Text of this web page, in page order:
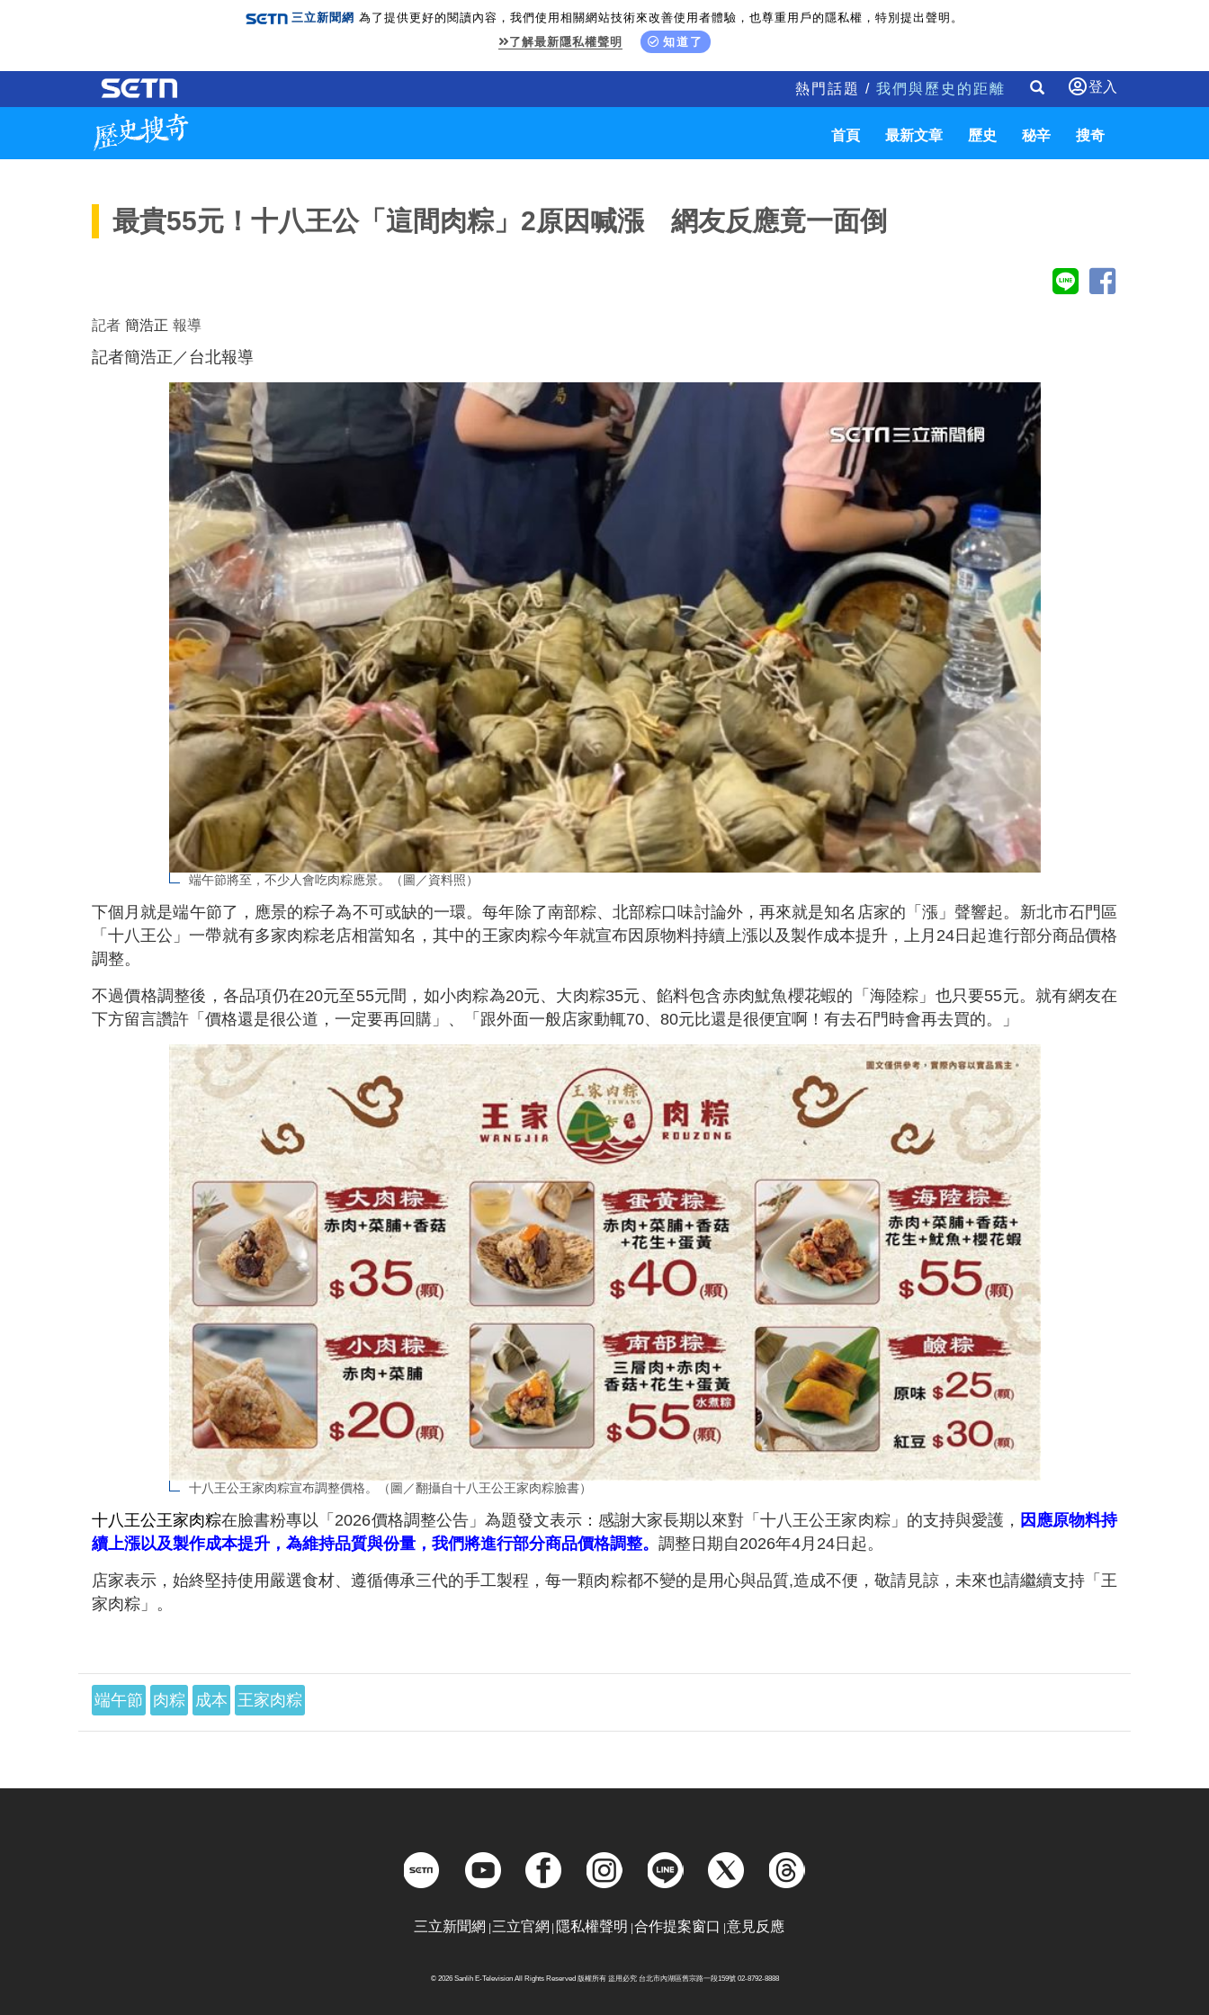
三立新聞網 為了提供更好的閱讀內容，我們使用相關網站技術來改善使用者體驗，也尊重用戶的隱私權，特別提出聲明。
了解最新隱私權聲明
知道了
登入
熱門話題 / 我們與歷史的距離
首頁 最新文章 歷史 秘辛 搜奇
最貴55元！十八王公「這間肉粽」2原因喊漲 網友反應竟一面倒
記者 簡浩正 報導
記者簡浩正／台北報導
端午節將至，不少人會吃肉粽應景。（圖／資料照）
下個月就是端午節了，應景的粽子為不可或缺的一環。每年除了南部粽、北部粽口味討論外，再來就是知名店家的「漲」聲響起。新北市石門區
「十八王公」一帶就有多家肉粽老店相當知名，其中的王家肉粽今年就宣布因原物料持續上漲以及製作成本提升，上月24日起進行部分商品價格
調整。
不過價格調整後，各品項仍在20元至55元間，如小肉粽為20元、大肉粽35元、餡料包含赤肉魷魚櫻花蝦的「海陸粽」也只要55元。就有網友在
下方留言讚許「價格還是很公道，一定要再回購」、「跟外面一般店家動輒70、80元比還是很便宜啊！有去石門時會再去買的。」
十八王公王家肉粽宣布調整價格。（圖／翻攝自十八王公王家肉粽臉書）
十八王公王家肉粽在臉書粉專以「2026價格調整公告」為題發文表示：感謝大家長期以來對「十八王公王家肉粽」的支持與愛護， 因應原物料持
續上漲以及製作成本提升，為維持品質與份量，我們將進行部分商品價格調整。 調整日期自2026年4月24日起。
店家表示，始終堅持使用嚴選食材、遵循傳承三代的手工製程，每一顆肉粽都不變的是用心與品質,造成不便，敬請見諒，未來也請繼續支持「王
家肉粽」。
端午節 肉粽 成本 王家肉粽
三立新聞網 三立官網 隱私權聲明 合作提案窗口 意見反應
© 2026 Sanlih E-Television All Rights Reserved 版權所有 盜用必究 台北市內湖區舊宗路一段159號 02-8792-8888